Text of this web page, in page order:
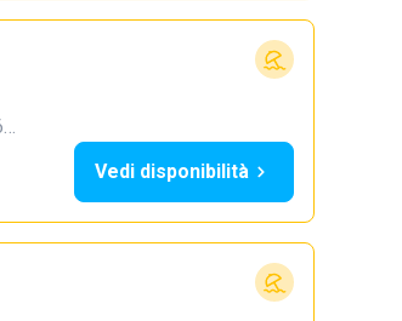
Vedi disponibilità